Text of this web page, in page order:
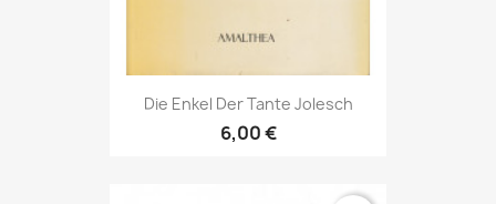
Die Enkel Der Tante Jolesch
6,00 €